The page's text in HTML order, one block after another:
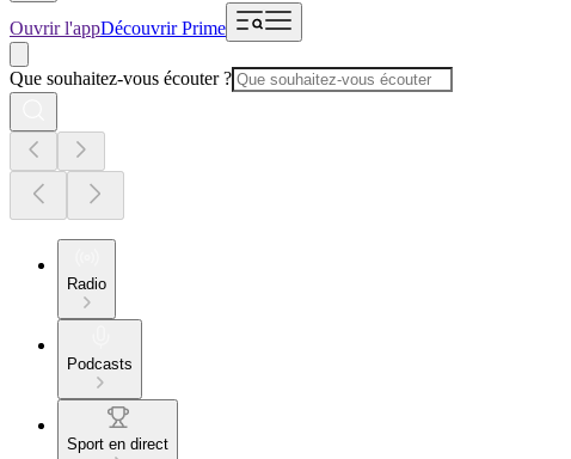
Ouvrir l'appDécouvrir Prime
Que souhaitez-vous écouter ?
Radio
Podcasts
Sport en direct